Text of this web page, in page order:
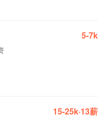
5-7k
15-25k·13薪